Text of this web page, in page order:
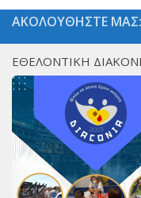
ΑΚΟΛΟΥΘΗΣΤΕ ΜΑΣ:
ΕΘΕΛΟΝΤΙΚΗ